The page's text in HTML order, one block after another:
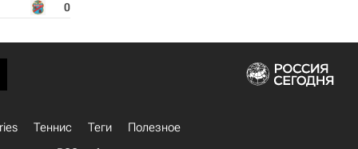
0
Теннис Теги
Полезное